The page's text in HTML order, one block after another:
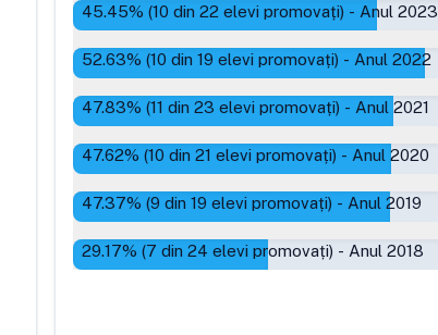
45.45% (10 din 22 elevi promovați) - Anul 2023
52.63% (10 din 19 elevi promovați) - Anul 2022
47.83% (11 din 23 elevi promovați) - Anul 2021
47.62% (10 din 21 elevi promovați) - Anul 2020
47.37% (9 din 19 elevi promovați) - Anul 2019
29.17% (7 din 24 elevi promovați) - Anul 2018